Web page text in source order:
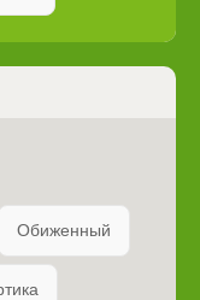
Обиженный